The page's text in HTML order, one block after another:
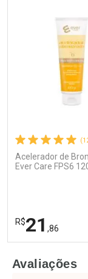
Acelerador de
Ever Care FPS6
R$21 ,86
Avaliações